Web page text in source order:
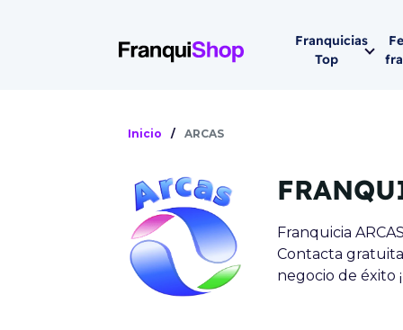
Franquicias
Top
Hostelería
Estética y
Vending08-
Inicio / ARCAS
Franquicia
Contacta
negocio de éxito